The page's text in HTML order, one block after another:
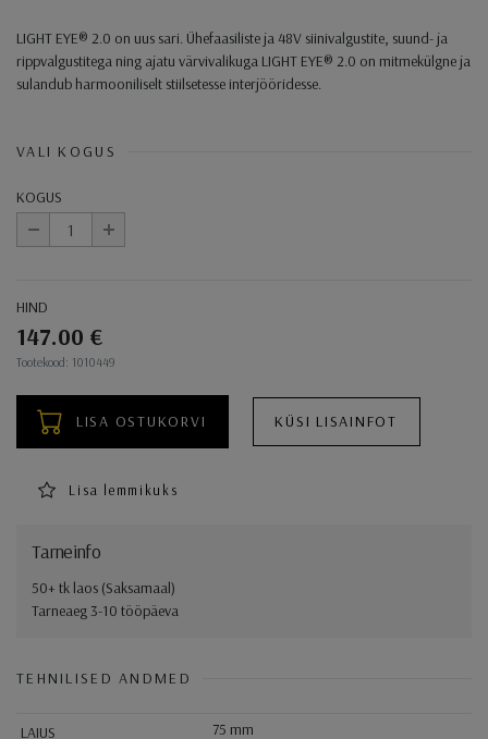
LIGHT EYE® 2.0 on uus sari. Ühefaasiliste ja 48V siinivalgustite, suund- ja
rippvalgustitega ning ajatu värvivalikuga LIGHT EYE® 2.0 on mitmekülgne ja
sulandub harmooniliselt stiilsetesse interjööridesse.
VALI KOGUS
KOGUS
+
Ostukorvi toimingud
HIND
147.00 €
Tootekood: 1010449
LISA OSTUKORVI KÜSI LISAINFOT
Lisa lemmikuks
Tarneinfo
50+ tk laos (Saksamaal)
Tarneaeg 3-10 tööpäeva
TEHNILISED ANDMED
LAIUS
75 mm